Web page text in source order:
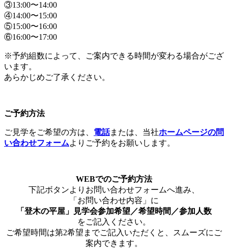
③13:00〜14:00
④14:00〜15:00
⑤15:00〜16:00
⑥16:00〜17:00
※予約組数によって、ご案内できる時間が変わる場合がござ
います。
あらかじめご了承ください。
ご予約方法
ご見学をご希望の方は、 電話または、当社ホームページの問
い合わせフォームよりご予約をお願いします。
WEBでのご予約方法
下記ボタンよりお問い合わせフォームへ進み、
「お問い合わせ内容」に
「登木の平屋」見学会参加希望／希望時間／参加人数
をご記入ください。
ご希望時間は第2希望までご記入いただくと、スムーズにご
案内できます。